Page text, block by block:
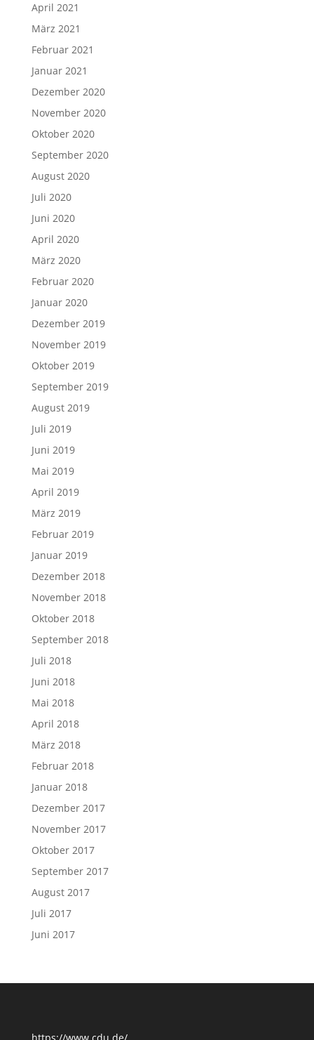
April 2021
März 2021
Februar 2021
Januar 2021
Dezember 2020
November 2020
Oktober 2020
September 2020
August 2020
Juli 2020
Juni 2020
April 2020
März 2020
Februar 2020
Januar 2020
Dezember 2019
November 2019
Oktober 2019
September 2019
August 2019
Juli 2019
Juni 2019
Mai 2019
April 2019
März 2019
Februar 2019
Januar 2019
Dezember 2018
November 2018
Oktober 2018
September 2018
Juli 2018
Juni 2018
Mai 2018
April 2018
März 2018
Februar 2018
Januar 2018
Dezember 2017
November 2017
Oktober 2017
September 2017
August 2017
Juli 2017
Juni 2017